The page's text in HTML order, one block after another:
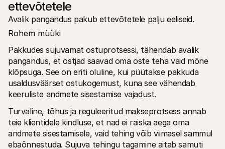
ettevõtetele
Avalik pangandus pakub ettevõtetele palju eeliseid.
Rohem müüki
Pakkudes sujuvamat ostuprotsessi, tähendab avalik
pangandus, et ostjad saavad oma oste teha vaid mõne
klõpsuga. See on eriti oluline, kui püütakse pakkuda
usaldusväärset ostukogemust, kuna see vähendab
keeruliste andmete sisestamise vajadust.
Turvaline, tõhus ja reguleeritud makseprotsess annab
teie klientidele kindluse, et nad ei raiska aega oma
andmete sisestamisele, vaid tehing võib viimasel sammul